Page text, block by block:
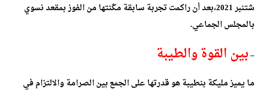
شتنبر 2021،بعد أن راكمت تجربة سابقة مكّنتها من الفوز بمقعد نسوي
بالمجلس الجماعي.
–بين القوة والطيبة
ما يميز مليكة بنطيبة هو قدرتها على الجمع بين الصرامة والالتزام في